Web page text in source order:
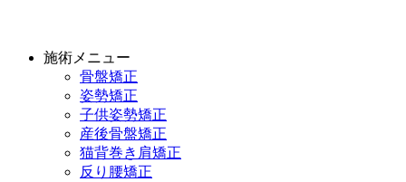
施術メニュー
骨盤矯正
姿勢矯正
子供姿勢矯正
産後骨盤矯正
猫背巻き肩矯正
反り腰矯正